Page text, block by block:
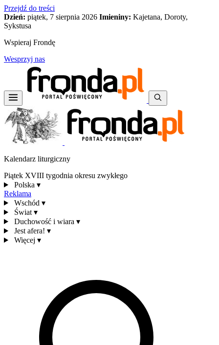
Przejdź do treści
Dzień: piątek, 7 sierpnia 2026 Imieniny: Kajetana, Doroty,
Sykstusa
Wspieraj Frondę
Wesprzyj nas
Kalendarz liturgiczny
Piątek XVIII tygodnia okresu zwykłego
Polska ▾
Reklama
Wschód ▾
Świat ▾
Duchowość i wiara ▾
Jest afera! ▾
Więcej ▾